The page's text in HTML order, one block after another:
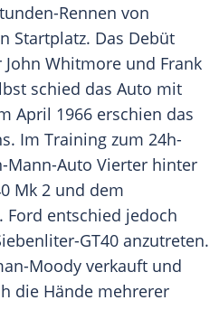
Rennen von
Startplatz. Das Debüt
John Whitmore und Frank
schied das Auto mit
April 1966 erschien das
. Im Training zum 24h-
Mann-Auto Vierter hinter
Mk 2 und dem
Ford entschied jedoch
GT40 anzutreten.
Moody verkauft und
die Hände mehrerer